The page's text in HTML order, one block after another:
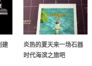
建
炎热的夏天来一场石器
时代海滨之旅吧